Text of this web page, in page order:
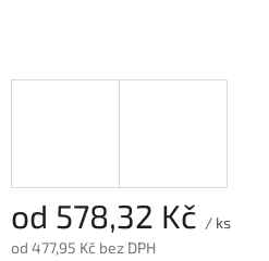
od 578,32 Kč / ks
od 477,95 Kč bez DPH